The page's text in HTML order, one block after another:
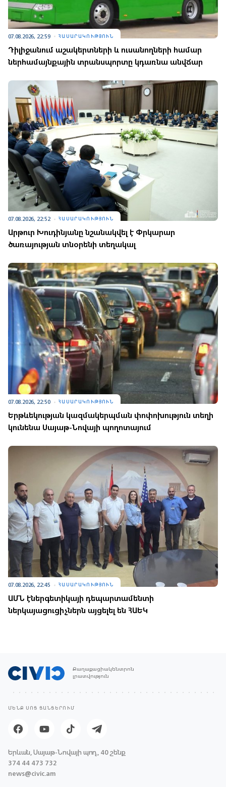
07.08.2026, 22:59 ՀԱՍԱՐԱԿՈՒԹՅՈՒՆ
Դիլիջանում աշակերտների և ուսանողների համար
ներհամայնքային տրանսպորտը կդառնա անվճար
07.08.2026, 22:52 ՀԱՍԱՐԱԿՈՒԹՅՈՒՆ
Արթուր Խուդինյանը նշանակվել է Փրկարար
ծառայության տնօրենի տեղակալ
07.08.2026, 22:50 ՀԱՍԱՐԱԿՈՒԹՅՈՒՆ
Երթևեկության կազմակերպման փոփոխություն տեղի
կունենա Սայաթ-Նովայի պողոտայում
07.08.2026, 22:45 ՀԱՍԱՐԱԿՈՒԹՅՈՒՆ
ԱՄՆ էներգետիկայի դեպարտամենտի
ներկայացուցիչներն այցելել են ՀԱԵԿ
Քաղաքացիակենտրոն
լրատվություն
ՄԵՆՔ ՍՈՑ ՑԱՆՑԵՐՈՒՄ
Երևան, Սայաթ-Նովայի պող., 40 շենք
374 44 473 732
news@civic.am